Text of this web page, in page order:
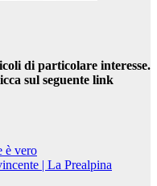
di particolare interesse.
sul seguente link
è vero
| La Prealpina